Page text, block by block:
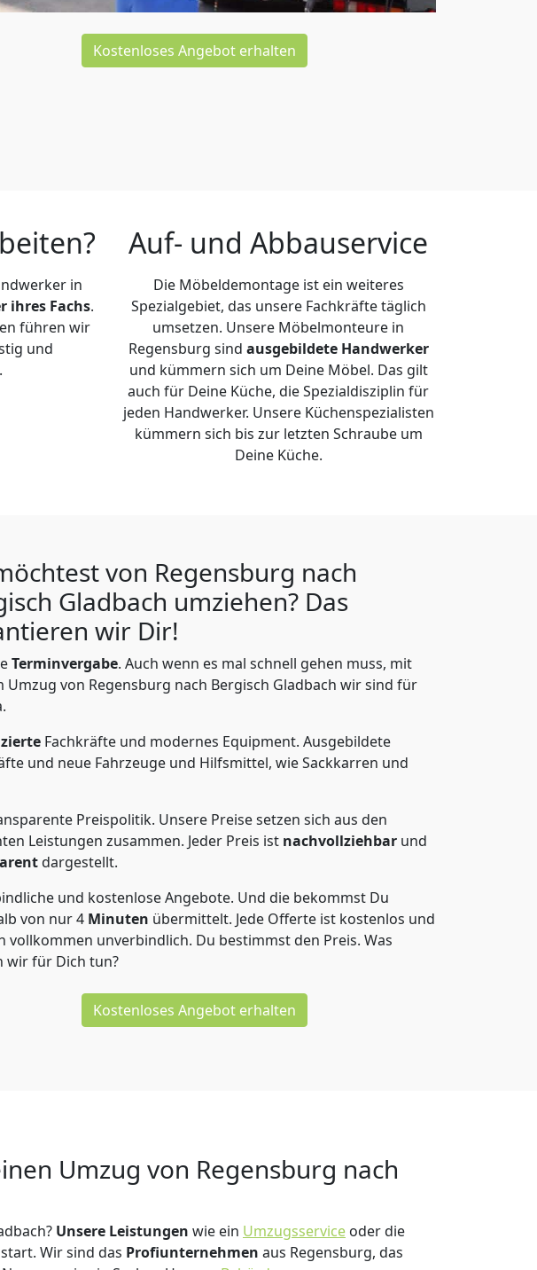
Kostenloses Angebot erhalten
in
ihres Fachs.
führen wir
und
Auf- und Abbauservice
Die Möbeldemontage ist ein weiteres
Spezialgebiet, das unsere Fachkräfte täglich
umsetzen. Unsere Möbelmonteure in
Regensburg sind ausgebildete Handwerker
und kümmern sich um Deine Möbel. Das gilt
auch für Deine Küche, die Spezialdisziplin für
jeden Handwerker. Unsere Küchenspezialisten
kümmern sich bis zur letzten Schraube um
Deine Küche.
von Regensburg nach
Gladbach umziehen? Das
wir Dir!
Terminvergabe. Auch wenn es mal schnell gehen muss, mit
Umzug von Regensburg nach Bergisch Gladbach wir sind für
Fachkräfte und modernes Equipment. Ausgebildete
und neue Fahrzeuge und Hilfsmittel, wie Sackkarren und
Preispolitik. Unsere Preise setzen sich aus den
Leistungen zusammen. Jeder Preis ist nachvollziehbar und
dargestellt.
und kostenlose Angebote. Und die bekommst Du
von nur4 Minuten übermittelt. Jede Offerte ist kostenlos und
vollkommen unverbindlich. Du bestimmst den Preis. Was
wir für Dich tun?
Kostenloses Angebot erhalten
Umzug von Regensburg nach
Unsere Leistungen wie ein Umzugsservice oder die
Wir sind das Profiunternehmen aus Regensburg, das